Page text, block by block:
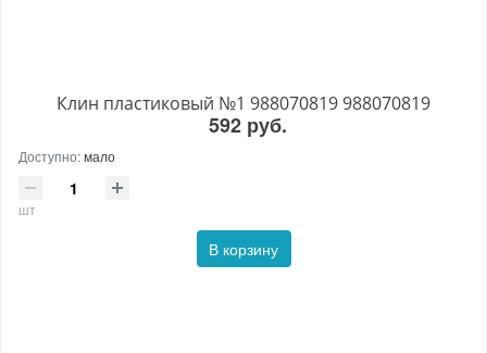
Клин пластиковый №1 988070819 988070819
592 руб.
Доступно:мало
шт
В корзину